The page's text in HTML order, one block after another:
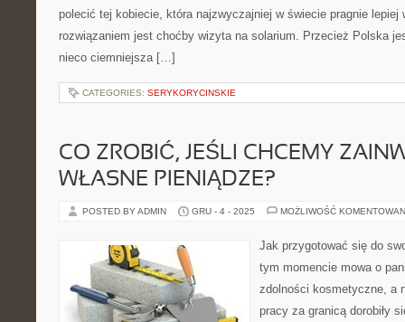
polecić tej kobiecie, która najzwyczajniej w świecie pragnie lepiej
rozwiązaniem jest choćby wizyta na solarium. Przecież Polska
nieco ciemniejsza […]
CATEGORIES: SERYKORYCINSKIE
CO ZROBIĆ, JEŚLI CHCEMY
WŁASNE PIENIĄDZE?
POSTED BY ADMIN GRU - 4 - 2025 MOŻLIWOŚĆ
Jak przygotować się do
tym momencie mowa o
zdolności kosmetyczne, a
pracy za granicą dorobiły